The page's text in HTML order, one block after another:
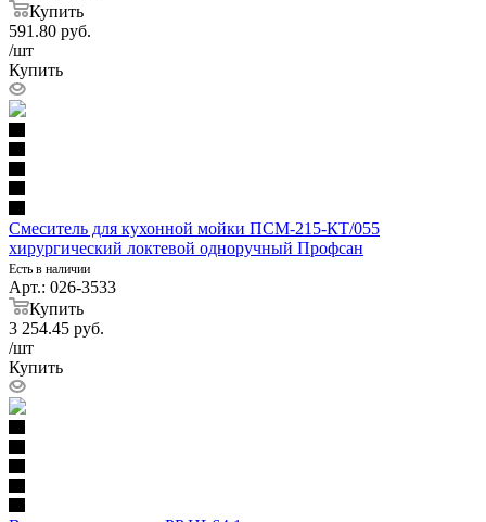
Купить
591.80 руб.
/шт
Купить
Смеситель для кухонной мойки ПСМ-215-КТ/055
хирургический локтевой одноручный Профсан
Есть в наличии
Арт.: 026-3533
Купить
3 254.45 руб.
/шт
Купить